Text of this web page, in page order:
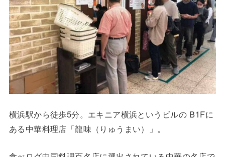
横浜駅から徒歩5分。エキニア横浜というビルの B1Fに
ある中華料理店「龍味（りゅうまい）」。